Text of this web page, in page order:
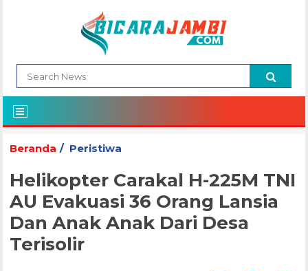
Beranda Peristiwa
Helikopter Carakal H-225M TNI
AU Evakuasi 36 Orang Lansia
Dan Anak Anak Dari Desa
Terisolir